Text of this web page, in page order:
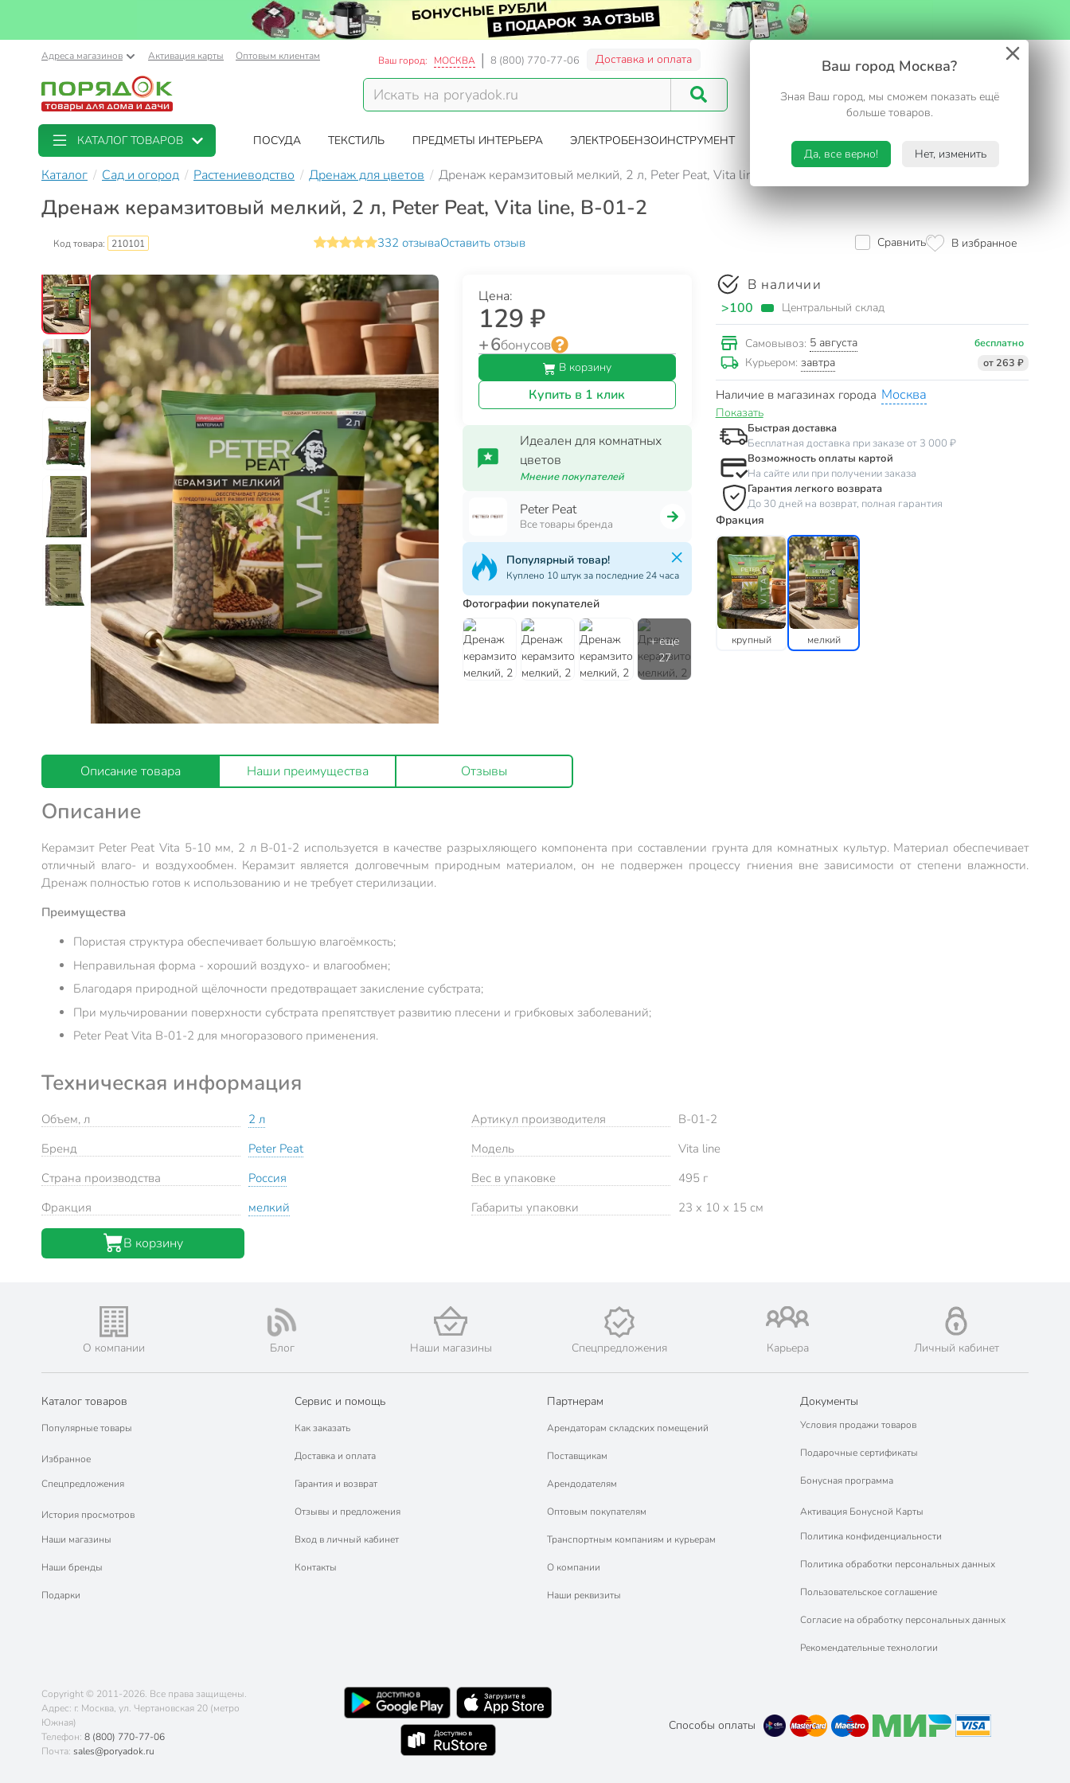
Ваш город Москва?
Зная Ваш город, мы сможем показать ещё
больше товаров.
Да, все верно! Нет, изменить
Адреса магазинов Активация карты Оптовым клиентам Ваш город: МОСКВА 8 (800) 770-77-06 Доставка и оплата
Корзина
КАТАЛОГ ТОВАРОВ ПОСУДА ТЕКСТИЛЬ ПРЕДМЕТЫ ИНТЕРЬЕРА ЭЛЕКТРОБЕНЗОИНСТРУМЕНТ САД И ОГОРОД ТУРИЗМ. ОТДЫХ НА ДАЧЕ
Каталог Сад и огород Растениеводство Дренаж для цветов Дренаж керамзитовый мелкий, 2 л, Peter Peat, Vita line, В-01-2
Дренаж керамзитовый мелкий, 2 л, Peter Peat, Vita line, В-01-2
Код товара: 210101 332 отзываОставить отзыв Сравнить В избранное
Цена:
129 ₽
+ 6бонусов
В корзину
Купить в 1 клик
Идеален для комнатных
цветов
Мнение покупателей
Peter Peat
Все товары бренда
Популярный товар!
Куплено 10 штук за последние 24 часа
Фотографии покупателей
В наличии
>100 Центральный склад
Самовывоз: 5 августа бесплатно
Курьером: завтра от 263 ₽
Наличие в магазинах города Москва
Показать
Быстрая доставка
Бесплатная доставка при заказе от 3 000 ₽
Возможность оплаты картой
На сайте или при получении заказа
Гарантия легкого возврата
До 30 дней на возврат, полная гарантия
Фракция
крупный мелкий
Описание товара Наши преимущества Отзывы
Описание
Керамзит Peter Peat Vita 5-10 мм, 2 л В-01-2 используется в качестве разрыхляющего компонента при составлении грунта для комнатных культур. Материал обеспечивает
отличный влаго- и воздухообмен. Керамзит является долговечным природным материалом, он не подвержен процессу гниения вне зависимости от степени влажности.
Дренаж полностью готов к использованию и не требует стерилизации.
Преимущества
Пористая структура обеспечивает большую влагоёмкость;
Неправильная форма - хороший воздухо- и влагообмен;
Благодаря природной щёлочности предотвращает закисление субстрата;
При мульчировании поверхности субстрата препятствует развитию плесени и грибковых заболеваний;
Peter Peat Vita В-01-2 для многоразового применения.
Техническая информация
Объем, л
2 л
Бренд
Peter Peat
Страна производства
Россия
Фракция
мелкий
Артикул производителя
В-01-2
Модель
Vita line
Вес в упаковке
495 г
Габариты упаковки
23 x 10 x 15 см
В корзину
О компании Блог Наши магазины Спецпредложения Карьера Личный кабинет
Каталог товаров
Популярные товары
Избранное
Спецпредложения
История просмотров
Наши магазины
Наши бренды
Подарки
Сервис и помощь
Как заказать
Доставка и оплата
Гарантия и возврат
Отзывы и предложения
Вход в личный кабинет
Контакты
Партнерам
Арендаторам складских помещений
Поставщикам
Арендодателям
Оптовым покупателям
Транспортным компаниям и курьерам
О компании
Наши реквизиты
Документы
Условия продажи товаров
Подарочные сертификаты
Бонусная программа
Активация Бонусной Карты
Политика конфиденциальности
Политика обработки персональных данных
Пользовательское соглашение
Согласие на обработку персональных данных
Рекомендательные технологии
Copyright © 2011-2026. Все права защищены.
Адрес: г. Москва, ул. Чертановская 20 (метро
Южная)
Телефон: 8 (800) 770-77-06
Почта: sales@poryadok.ru
Способы оплаты